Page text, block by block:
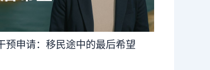
预申请：移民途中的最后希望